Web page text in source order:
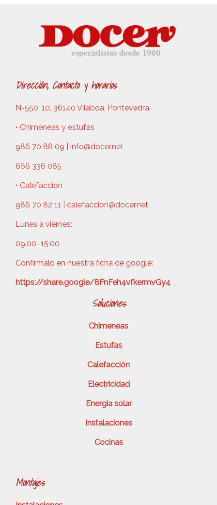
Dirección, Contacto y horarios
N-550, 10, 36140 Vilaboa, Pontevedra
• Chimeneas y estufas
986 70 88 09 | info@docer.net
666 336 085
• Calefacción
986 70 82 11 | calefaccion@docer.net
Lunes a viernes:
09:00–15:00
Confirmalo en nuestra ficha de google:
https://share.google/8FnFeh4vfkermvGy4
Soluciones
Chimeneas
Estufas
Calefacción
Electricidad
Energía solar
Instalaciones
Cocinas
Montajes